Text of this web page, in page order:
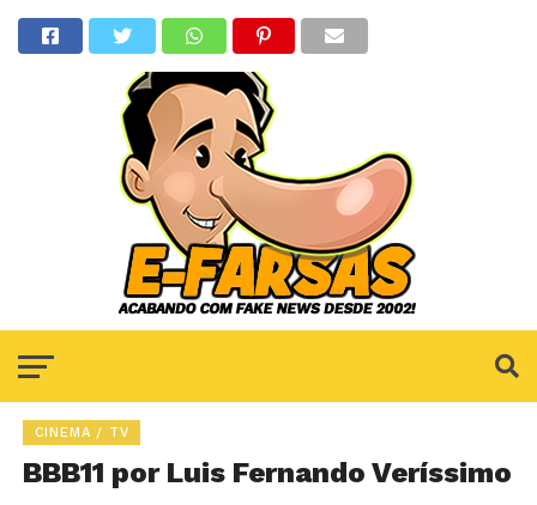
CINEMA / TV
BBB11 por Luis Fernando Veríssimo